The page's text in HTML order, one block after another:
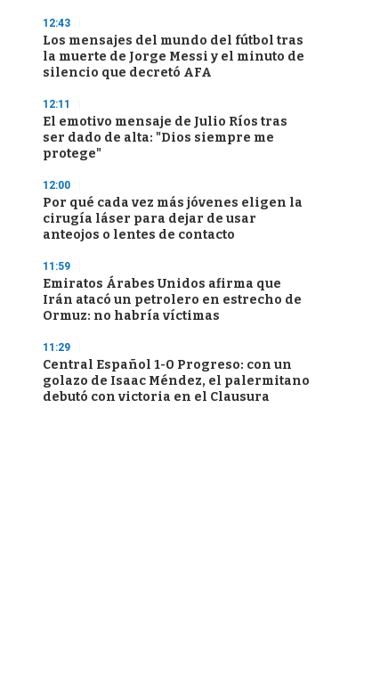
12:43
Los mensajes del mundo del fútbol tras
la muerte de Jorge Messi y el minuto de
silencio que decretó AFA
12:11
El emotivo mensaje de Julio Ríos tras
ser dado de alta: "Dios siempre me
protege"
12:00
Por qué cada vez más jóvenes eligen la
cirugía láser para dejar de usar
anteojos o lentes de contacto
11:59
Emiratos Árabes Unidos afirma que
Irán atacó un petrolero en estrecho de
Ormuz: no habría víctimas
11:29
Central Español 1-0 Progreso: con un
golazo de Isaac Méndez, el palermitano
debutó con victoria en el Clausura